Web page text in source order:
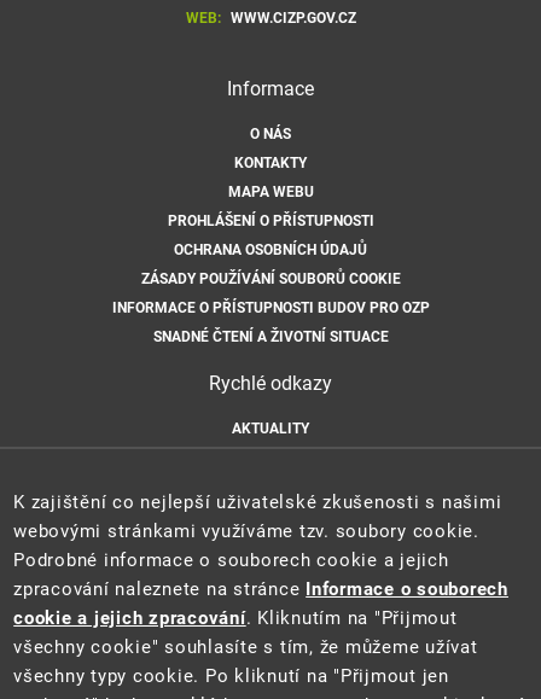
WEB: WWW.CIZP.GOV.CZ
Informace
O NÁS
KONTAKTY
MAPA WEBU
PROHLÁŠENÍ O PŘÍSTUPNOSTI
OCHRANA OSOBNÍCH ÚDAJŮ
ZÁSADY POUŽÍVÁNÍ SOUBORŮ COOKIE
INFORMACE O PŘÍSTUPNOSTI BUDOV PRO OZP
SNADNÉ ČTENÍ A ŽIVOTNÍ SITUACE
Rychlé odkazy
AKTUALITY
K zajištění co nejlepší uživatelské zkušenosti s našimi
webovými stránkami využíváme tzv. soubory cookie.
Podrobné informace o souborech cookie a jejich
zpracování naleznete na stránce Informace o souborech
cookie a jejich zpracování. Kliknutím na "Přijmout
všechny cookie" souhlasíte s tím, že můžeme užívat
všechny typy cookie. Po kliknutí na "Přijmout jen